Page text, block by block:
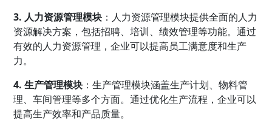
3. 人力资源管理模块 ：人力资源管理模块提供全面的人力
资源解决方案，包括招聘、培训、绩效管理等功能。通过
有效的人力资源管理，企业可以提高员工满意度和生产
力。
4. 生产管理模块 ：生产管理模块涵盖生产计划、物料管
理、车间管理等多个方面。通过优化生产流程，企业可以
提高生产效率和产品质量。